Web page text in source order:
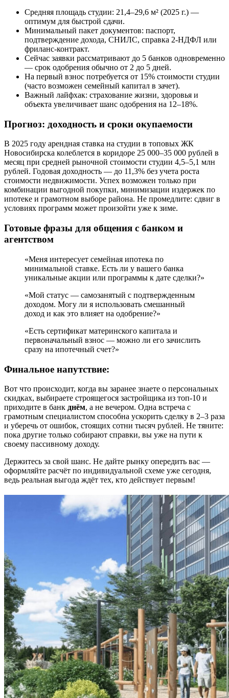
Средняя площадь студии: 21,4–29,6 м² (2025 г.) —
оптимум для быстрой сдачи.
Минимальный пакет документов: паспорт,
подтверждение дохода, СНИЛС, справка 2-НДФЛ или
фриланс-контракт.
Сейчас заявки рассматривают до 5 банков одновременно
— срок одобрения обычно от 2 до 5 дней.
На первый взнос потребуется от 15% стоимости студии
(часто возможен семейный капитал в зачет).
Важный лайфхак: страхование жизни, здоровья и
объекта увеличивает шанс одобрения на 12–18%.
Прогноз: доходность и сроки окупаемости
В 2025 году арендная ставка на студии в топовых ЖК
Новосибирска колеблется в коридоре 25 000–35 000 рублей в
месяц при средней рыночной стоимости студии 4,5–5,1 млн
рублей. Годовая доходность — до 11,3% без учета роста
стоимости недвижимости. Успех возможен только при
комбинации выгодной покупки, минимизации издержек по
ипотеке и грамотном выборе района. Не промедлите: сдвиг в
условиях программ может произойти уже к зиме.
Готовые фразы для общения с банком и
агентством
«Меня интересует семейная ипотека по
минимальной ставке. Есть ли у вашего банка
уникальные акции или программы к дате сделки?»
«Мой статус — самозанятый с подтвержденным
доходом. Могу ли я использовать смешанный
доход и как это влияет на одобрение?»
«Есть сертификат материнского капитала и
первоначальный взнос — можно ли его зачислить
сразу на ипотечный счет?»
Финальное напутствие:
Вот что происходит, когда вы заранее знаете о персональных
скидках, выбираете строящегося застройщика из топ-10 и
приходите в банк днём, а не вечером. Одна встреча с
грамотным специалистом способна ускорить сделку в 2–3 раза
и уберечь от ошибок, стоящих сотни тысяч рублей. Не тяните:
пока другие только собирают справки, вы уже на пути к
своему пассивному доходу.
Держитесь за свой шанс. Не дайте рынку опередить вас —
оформляйте расчёт по индивидуальной схеме уже сегодня,
ведь реальная выгода ждёт тех, кто действует первым!